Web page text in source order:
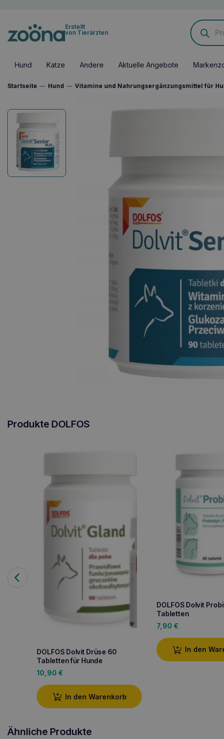
Erstellt
von Tierärzten
Products
search
Hund Katze Andere Aktuelle Angebote
Startseite — Hund — Vitamine und Nahrungsergänzungsmittel für
Produkte DOLFOS
DOLFOS Dolvit Drüse 60
Tabletten für Hunde
10,90 €
In den Warenkorb
DOLFOS Dolvit
Tabletten
7,90 €
In den
Ähnliche Produkte